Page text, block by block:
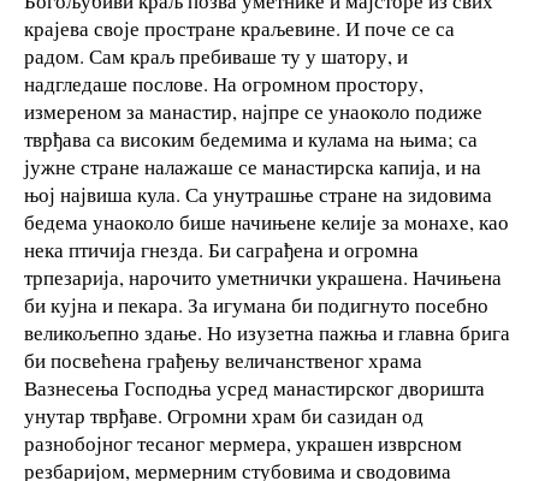
крајева своје простране краљевине. И поче се са
радом. Сам краљ пребиваше ту у шатору, и
надгледаше послове. На огромном простору,
измереном за манастир, најпре се унаоколо подиже
тврђава са високим бедемима и кулама на њима; са
јужне стране налажаше се манастирска капија, и на
њој највиша кула. Са унутрашње стране на зидовима
бедема унаоколо бише начињене келије за монахе, као
нека птичија гнезда. Би саграђена и огромна
трпезарија, нарочито уметнички украшена. Начињена
би кујна и пекара. За игумана би подигнуто посебно
великољепно здање. Но изузетна пажња и главна брига
би посвећена грађењу величанственог храма
Вазнесења Господња усред манастирског дворишта
унутар тврђаве. Огромни храм би сазидан од
разнобојног тесаног мермера, украшен изврсном
резбаријом, мермерним стубовима и сводовима